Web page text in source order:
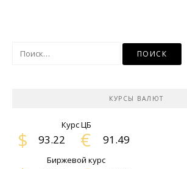
КУРСЫ ВАЛЮТ
Курс ЦБ
$ 93.22 € 91.49
Биржевой курс